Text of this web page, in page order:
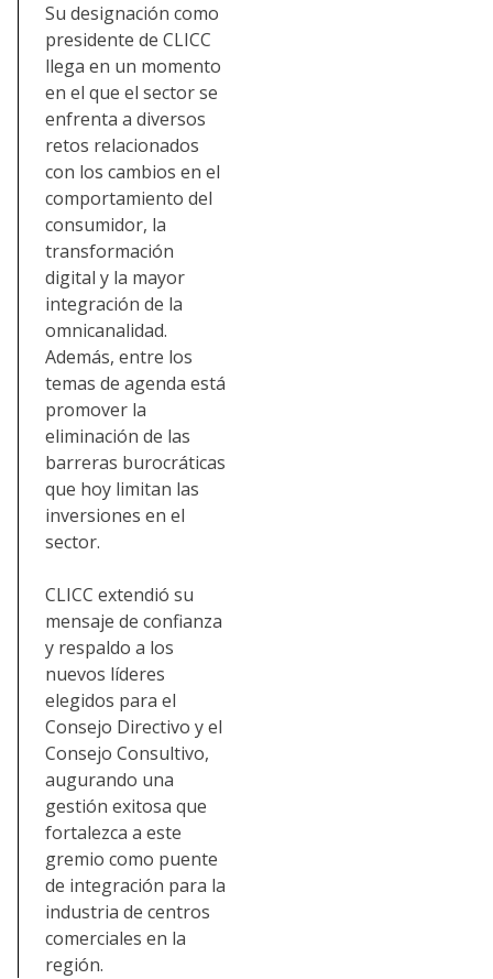
Su designación como
presidente de CLICC
llega en un momento
en el que el sector se
enfrenta a diversos
retos relacionados
con los cambios en el
comportamiento del
consumidor, la
transformación
digital y la mayor
integración de la
omnicanalidad.
Además, entre los
temas de agenda está
promover la
eliminación de las
barreras burocráticas
que hoy limitan las
inversiones en el
sector.
CLICC extendió su
mensaje de confianza
y respaldo a los
nuevos líderes
elegidos para el
Consejo Directivo y el
Consejo Consultivo,
augurando una
gestión exitosa que
fortalezca a este
gremio como puente
de integración para la
industria de centros
comerciales en la
región.